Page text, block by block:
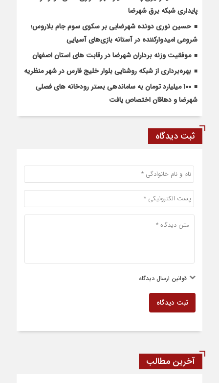
پایداری شبکه برق شهرضا
حسین نوری دونده شهرضایی بر سکوی سوم جام بلاروس؛
شروعی امیدوارکننده در آستانه بازی‌های آسیایی
موفقیت وزنه برداران شهرضا در رقابت های استان اصفهان
بهره‌برداری از شبکه روشنایی بلوار خلیج فارس در شهر منظریه
۱۰۰ میلیارد تومان به ساماندهی بستر رودخانه های فصلی
شهرضا و دهاقان اختصاص یافت
ثبت دیدگاه
قوانین ارسال دیدگاه
ثبت دیدگاه
آخرین مطالب